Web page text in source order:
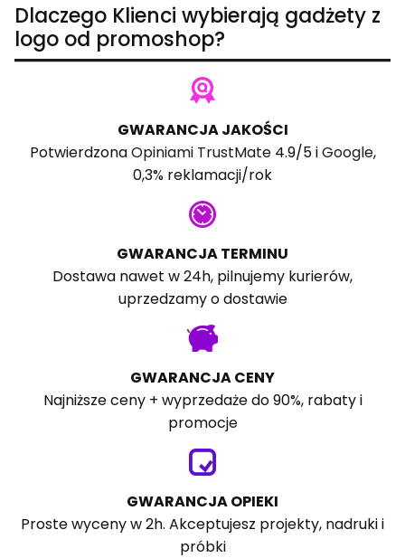
Dlaczego Klienci wybierają gadżety z
logo od promoshop?
GWARANCJA JAKOŚCI
PotwierdzonaOpiniami TrustMate4.9/5 iGoogle,
0,3% reklamacji/rok
GWARANCJA TERMINU
Dostawa nawet w 24h, pilnujemy kurierów,
uprzedzamy o dostawie
GWARANCJA CENY
Najniższe ceny + wyprzedaże do 90%, rabaty i
promocje
GWARANCJA OPIEKI
Proste wyceny w 2h. Akceptujesz projekty, nadruki i
próbki